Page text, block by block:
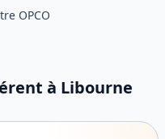
OPCO
à Libourne